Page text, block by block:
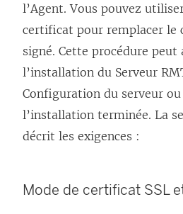
l’Agent. Vous pouvez
certificat pour remplacer
signé. Cette procédure
l’installation du Serveur
Configuration du serveur
l’installation terminée. La
décrit les exigences :
Mode de certificat SSL